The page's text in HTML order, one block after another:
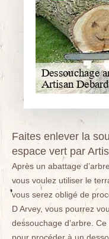
Faites enlever la
espace vert par
Après un abattage
vous voulez utiliser le
vous serez obligé de
D Arvey, vous pourrez
dessouchage d’arbre.